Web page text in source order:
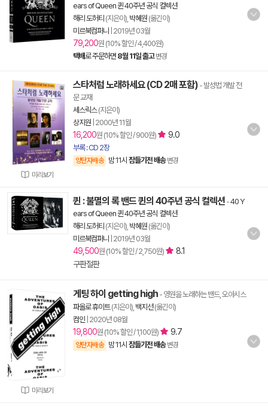
ears of Queen 퀸 40주년 공식 컬렉션
해리 도허티 (지은이), 박혜원 (옮긴이)
미르북컴퍼니
2019년 03월
79,200원 (10% 할인 / 4,400원)
택배로 주문하면 8월 11일 출고 변경
미리보기
스타처럼 노래하세요 (CD 2매 포함) - 발성법 개발 전
문 교재
세스릭스(지은이)
상지원 2000년 11월
16,200원 (10% 할인 / 900원) 9.0
부록 : CD 2장
양탄자배송 밤 11시 잠들기전 배송 변경
퀸 : 불멸의 록 밴드 퀸의 40주년 공식 컬렉션 -40 Y
ears of Queen 퀸 40주년 공식 컬렉션
해리 도허티 (지은이), 박혜원 (옮긴이)
미르북컴퍼니
2019년 03월
49,500원 (10% 할인 / 2,750원)
8.1
구판절판
미리보기
게팅 하이 getting high - 영원을 노래하는 밴드, 오아시스
파올로 휴이트(지은이), 백지선(옮긴이)
컴인 2020년 08월
19,800원 (10% 할인 / 1,100원) 9.7
양탄자배송 밤 11시 잠들기전 배송 변경